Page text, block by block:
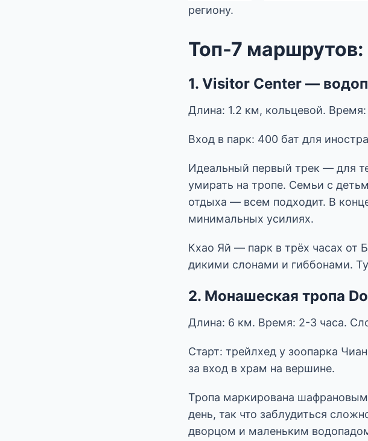
региону.
Топ-7 маршрутов:
1. Visitor Center —
Длина: 1.2 км, кольцевой.
Вход в парк: 400 бат для
Идеальный первый трек — для
умирать на тропе. Семьи с
отдыха — всем подходит. В
минимальных усилиях.
Кхао Яй — парк в трёх часах от
дикими слонами и гиббонами.
2. Монашеская тропа
Длина: 6 км. Время: 2-3 часа.
Старт: трейлхед у зоопарка
за вход в храм на вершине.
Тропа маркирована
день, так что заблудиться
дворцом и маленьким